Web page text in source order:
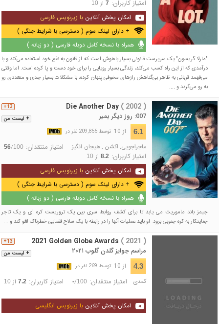
امتیاز کاربران: 7از 10
امکان پخش آنلاین با زیرنویس فارسی
+ دارای لینک سوم ( دسترسی با شرایط جنگی )
همراه با نسخه کامل دوبله فارسی ( دو زبانه )
"مارلا گریسون" یک سرپرست قانونی بسیار باهوش است که از قانون به نفع خود استفاده می‌کند و با
درآمدی که از این راه کسب می‌کند، زندگی بسیار رویایی را برای خود دست و پا کرده است. اما وقتی
می‌فهمد قربانی به ظاهر بی‌گناهش رازهای مخوفی پنهان کرده، با مشکلات بسیار جدی و متعددی رو
به رو می‌گردد و ....
+ لیست من
13+ Die Another Day ( 2002 )
007: روز دیگر بمیر
6.1 از 10 توسط 209,855 نفر در
ماجراجویی, اکشن ,هیجان انگیز امتیاز منتقدان: 56/100
امتیاز کاربران: 8.2از 10
امکان پخش آنلاین با زیرنویس فارسی
+ دارای لینک سوم ( دسترسی با شرایط جنگی )
همراه با نسخه کامل دوبله فارسی ( دو زبانه )
جیمز باند ماموریت می یابد تا برای کشف روابط سری بین یک تروریست کره ای و یک تاجر
جنایتکار به کره جنوبی برود. او باید عملیات آنها را در رابطه با یک سلاح فضایی خطرناک لغو کند و ...
+ لیست من
13+ 2021 Golden Globe Awards ( 2021 )
مراسم جوایز گلدن گلوب ۲۰۲۱
4.3 از 10 توسط 269 نفر در
کمدی امتیاز منتقدان: -/100 امتیاز کاربران: 7.2از 10
امکان پخش آنلاین با زیرنویس انگلیسی